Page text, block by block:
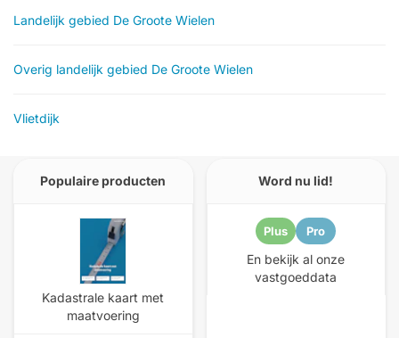
Landelijk gebied De Groote Wielen
Overig landelijk gebied De Groote Wielen
Vlietdijk
Populaire producten
Kadastrale kaart met
maatvoering
Word nu lid!
Plus Pro
En bekijk al onze
vastgoeddata